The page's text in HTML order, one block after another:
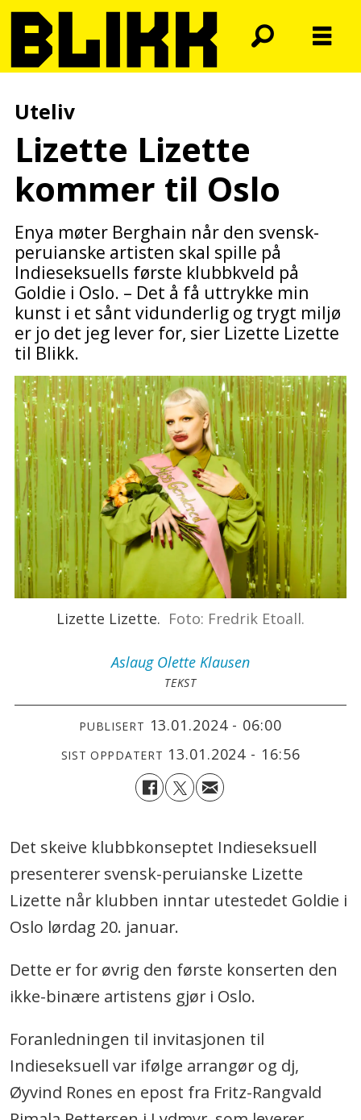
Uteliv
Lizette Lizette
kommer til Oslo
Enya møter Berghain når den svensk-
peruianske artisten skal spille på
Indieseksuells første klubbkveld på
Goldie i Oslo. – Det å få uttrykke min
kunst i et sånt vidunderlig og trygt miljø
er jo det jeg lever for, sier Lizette Lizette
til Blikk.
Lizette Lizette. Foto: Fredrik Etoall.
Aslaug Olette Klausen
TEKST
PUBLISERT 13.01.2024 - 06:00
SIST OPPDATERT 13.01.2024 - 16:56
Det skeive klubbkonseptet Indieseksuell
presenterer svensk-peruianske Lizette
Lizette når klubben inntar utestedet Goldie i
Oslo lørdag 20. januar.
Dette er for øvrig den første konserten den
ikke-binære artistens gjør i Oslo.
Foranledningen til invitasjonen til
Indieseksuell var ifølge arrangør og dj,
Øyvind Rones en epost fra Fritz-Rangvald